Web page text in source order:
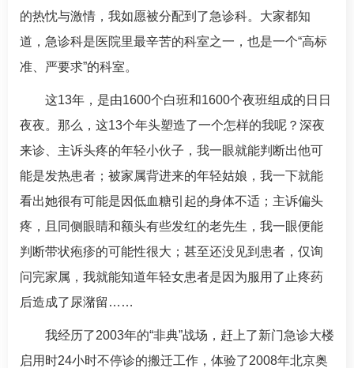
的热忱与激情，我如愿被分配到了急诊科。大家都知
道， 急诊科是医院里最辛苦的科室之一，也是一个“高标
准、严要求”的科室。
这13年，是由1600个白班和1600个夜班组成的日日
夜夜。那么，这13个年头塑造了一个怎样的我呢？深夜
来诊、主诉头疼的年轻小伙子，我一眼就能判断出他可
能是发热患者；被家属背进来的年轻姑娘，我一下就能
看出她很有可能是因低血糖引起的身体不适；主诉偏头
疼，且同侧眼睛和额头有些发红的老先生，我一眼便能
判断带状疱疹的可能性很大；甚至还没见到患者，仅询
问完家属，我就能知道年轻女患者是因为服用了止疼药
后造成了尿潴留……
我经历了2003年的“非典”战场，赶上了新门急诊大楼
启用时24小时不停诊的搬迁工作，体验了2008年北京奥